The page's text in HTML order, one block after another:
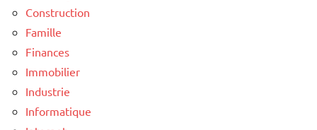
Construction
Famille
Finances
Immobilier
Industrie
Informatique